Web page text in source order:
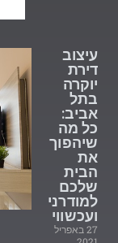
עיצוב
דירת
יוקרה
בתל
אביב:
כל מה
שיהפוך
את
הבית
שלכם
למודרני
ועכשווי
27 באפריל